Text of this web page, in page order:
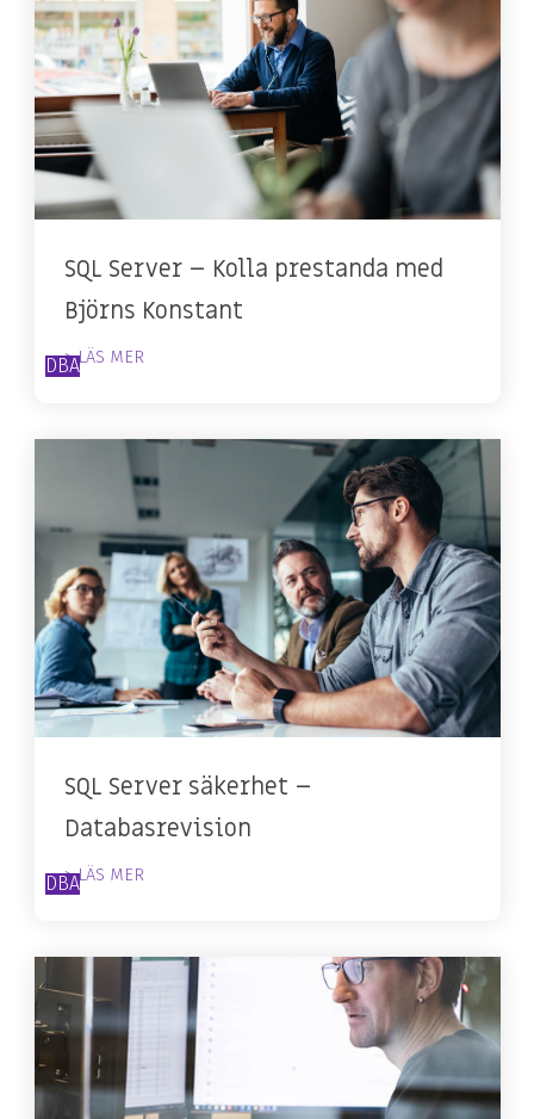
SQL Server – Kolla prestanda med
Björns Konstant
DBA> LÄS MER
SQL Server säkerhet –
Databasrevision
DBA> LÄS MER